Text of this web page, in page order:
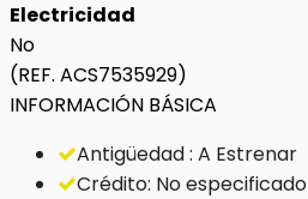
Electricidad
No
(REF. ACS7535929)
INFORMACIÓN BÁSICA
Antigüedad : A Estrenar
Crédito: No especificado